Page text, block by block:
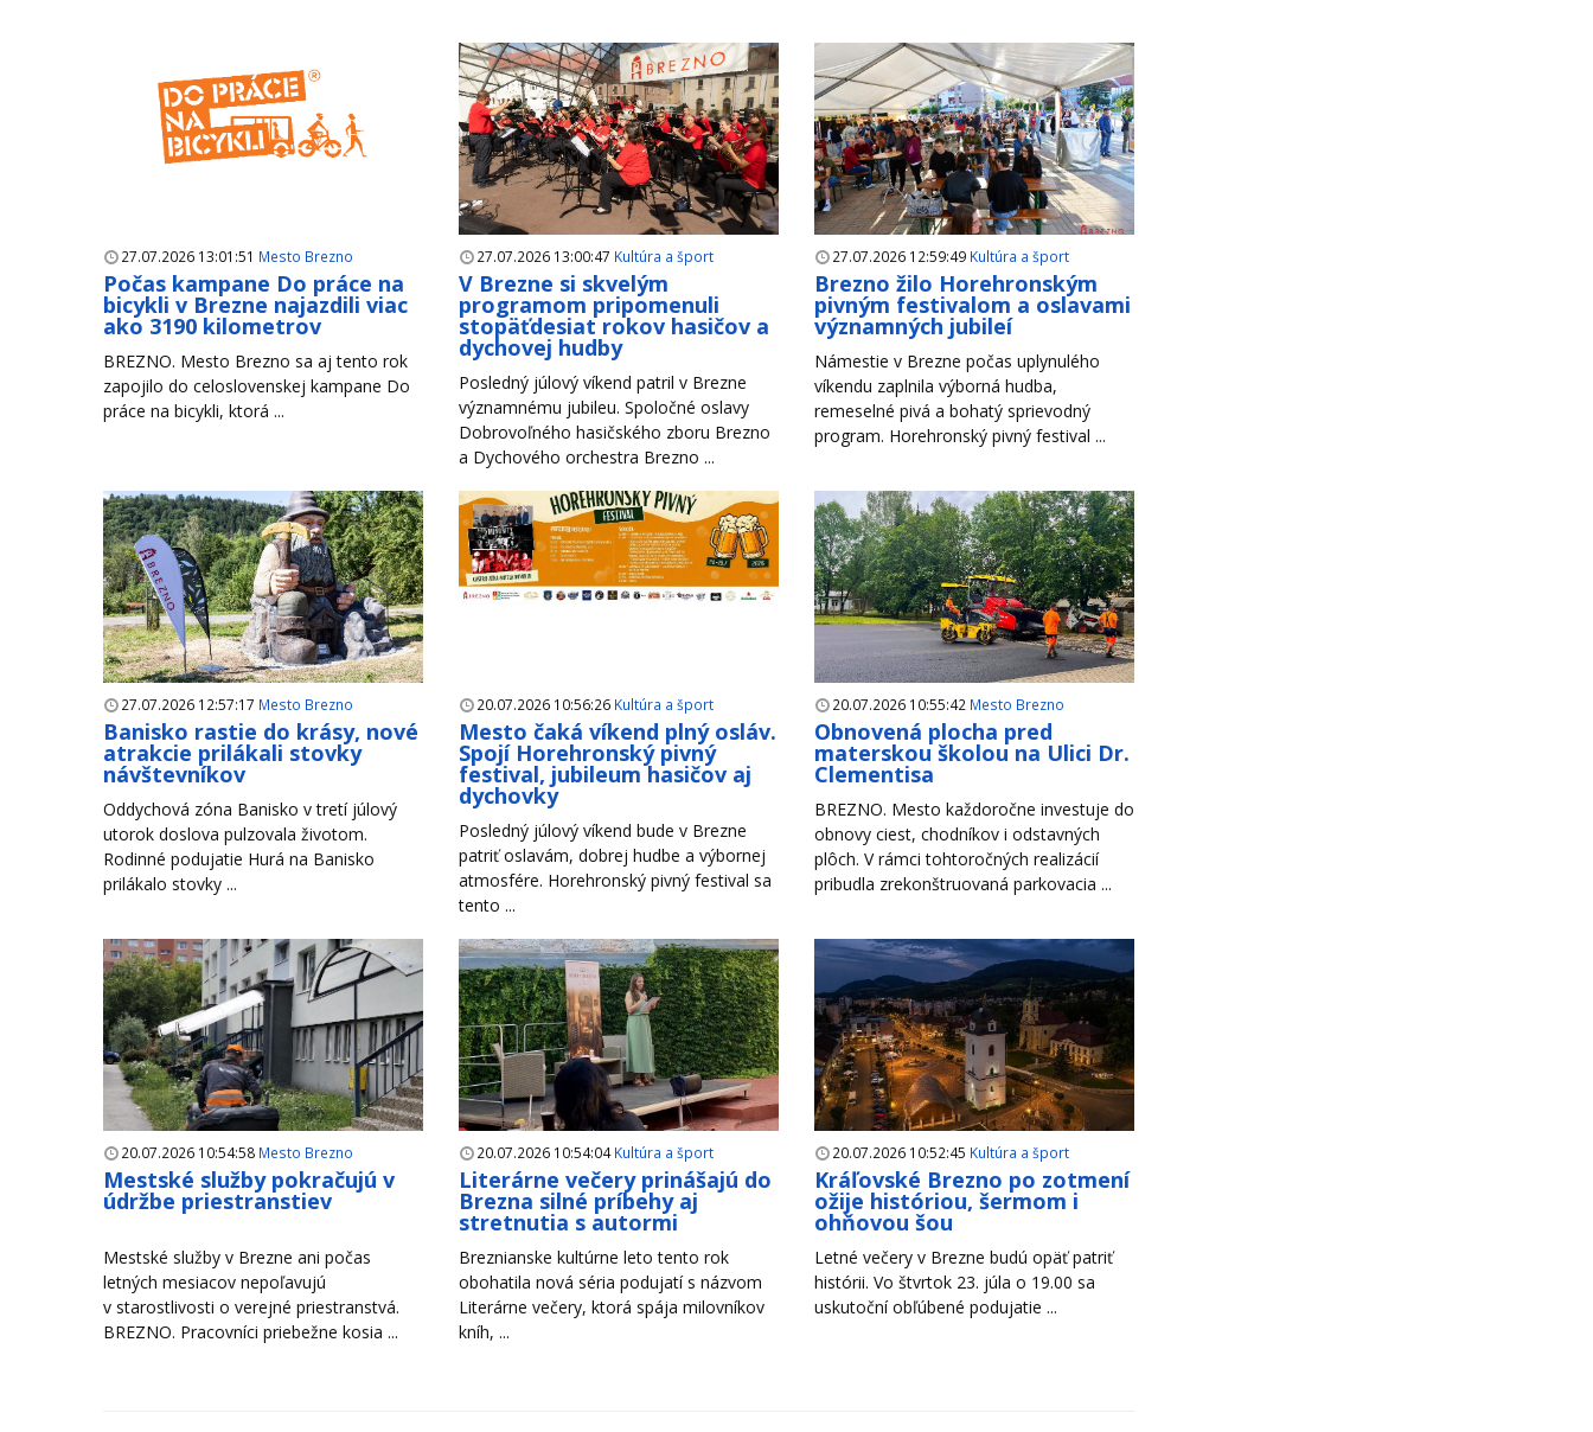
27.07.2026 13:01:51 Mesto Brezno
Počas kampane Do práce na
bicykli v Brezne najazdili viac
ako 3190 kilometrov
BREZNO. Mesto Brezno sa aj tento rok
zapojilo do celoslovenskej kampane Do
práce na bicykli, ktorá ...
27.07.2026 13:00:47 Kultúra a šport
V Brezne si skvelým
programom pripomenuli
stopäťdesiat rokov hasičov a
dychovej hudby
Posledný júlový víkend patril v Brezne
významnému jubileu. Spoločné oslavy
Dobrovoľného hasičského zboru Brezno
a Dychového orchestra Brezno ...
27.07.2026 12:59:49 Kultúra a šport
Brezno žilo Horehronským
pivným festivalom a oslavami
významných jubileí
Námestie v Brezne počas uplynulého
víkendu zaplnila výborná hudba,
remeselné pivá a bohatý sprievodný
program. Horehronský pivný festival ...
27.07.2026 12:57:17 Mesto Brezno
Banisko rastie do krásy, nové
atrakcie prilákali stovky
návštevníkov
Oddychová zóna Banisko v tretí júlový
utorok doslova pulzovala životom.
Rodinné podujatie Hurá na Banisko
prilákalo stovky ...
20.07.2026 10:56:26 Kultúra a šport
Mesto čaká víkend plný osláv.
Spojí Horehronský pivný
festival, jubileum hasičov aj
dychovky
Posledný júlový víkend bude v Brezne
patriť oslavám, dobrej hudbe a výbornej
atmosfére. Horehronský pivný festival sa
tento ...
20.07.2026 10:55:42 Mesto Brezno
Obnovená plocha pred
materskou školou na Ulici Dr.
Clementisa
BREZNO. Mesto každoročne investuje do
obnovy ciest, chodníkov i odstavných
plôch. V rámci tohtoročných realizácií
pribudla zrekonštruovaná parkovacia ...
20.07.2026 10:54:58 Mesto Brezno
Mestské služby pokračujú v
údržbe priestranstiev
Mestské služby v Brezne ani počas
letných mesiacov nepoľavujú
v starostlivosti o verejné priestranstvá.
BREZNO. Pracovníci priebežne kosia ...
20.07.2026 10:54:04Kultúra a šport
Literárne večery prinášajú do
Brezna silné príbehy aj
stretnutia s autormi
Breznianske kultúrne leto tento rok
obohatila nová séria podujatí s názvom
Literárne večery, ktorá spája milovníkov
kníh, ...
20.07.2026 10:52:45 Kultúra a šport
Kráľovské Brezno po zotmení
ožije históriou, šermom i
ohňovou šou
Letné večery v Brezne budú opäť patriť
histórii. Vo štvrtok 23. júla o 19.00 sa
uskutoční obľúbené podujatie ...